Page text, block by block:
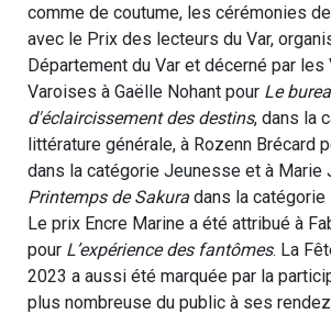
comme de coutume, les cérémonies
avec le Prix des lecteurs du Var,
Département du Var et décerné par
Varoises à Gaëlle Nohant pour Le
d'éclaircissement des destins, dans la
littérature générale, à Rozenn Brécard
dans la catégorie Jeunesse et à Marie
Printemps de Sakura dans la catégorie
Le prix Encre Marine a été attribué à
pour L’expérience des fantômes. La
2023 a aussi été marquée par la
plus nombreuse du public à ses